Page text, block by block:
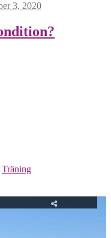
3, 2020
Träning